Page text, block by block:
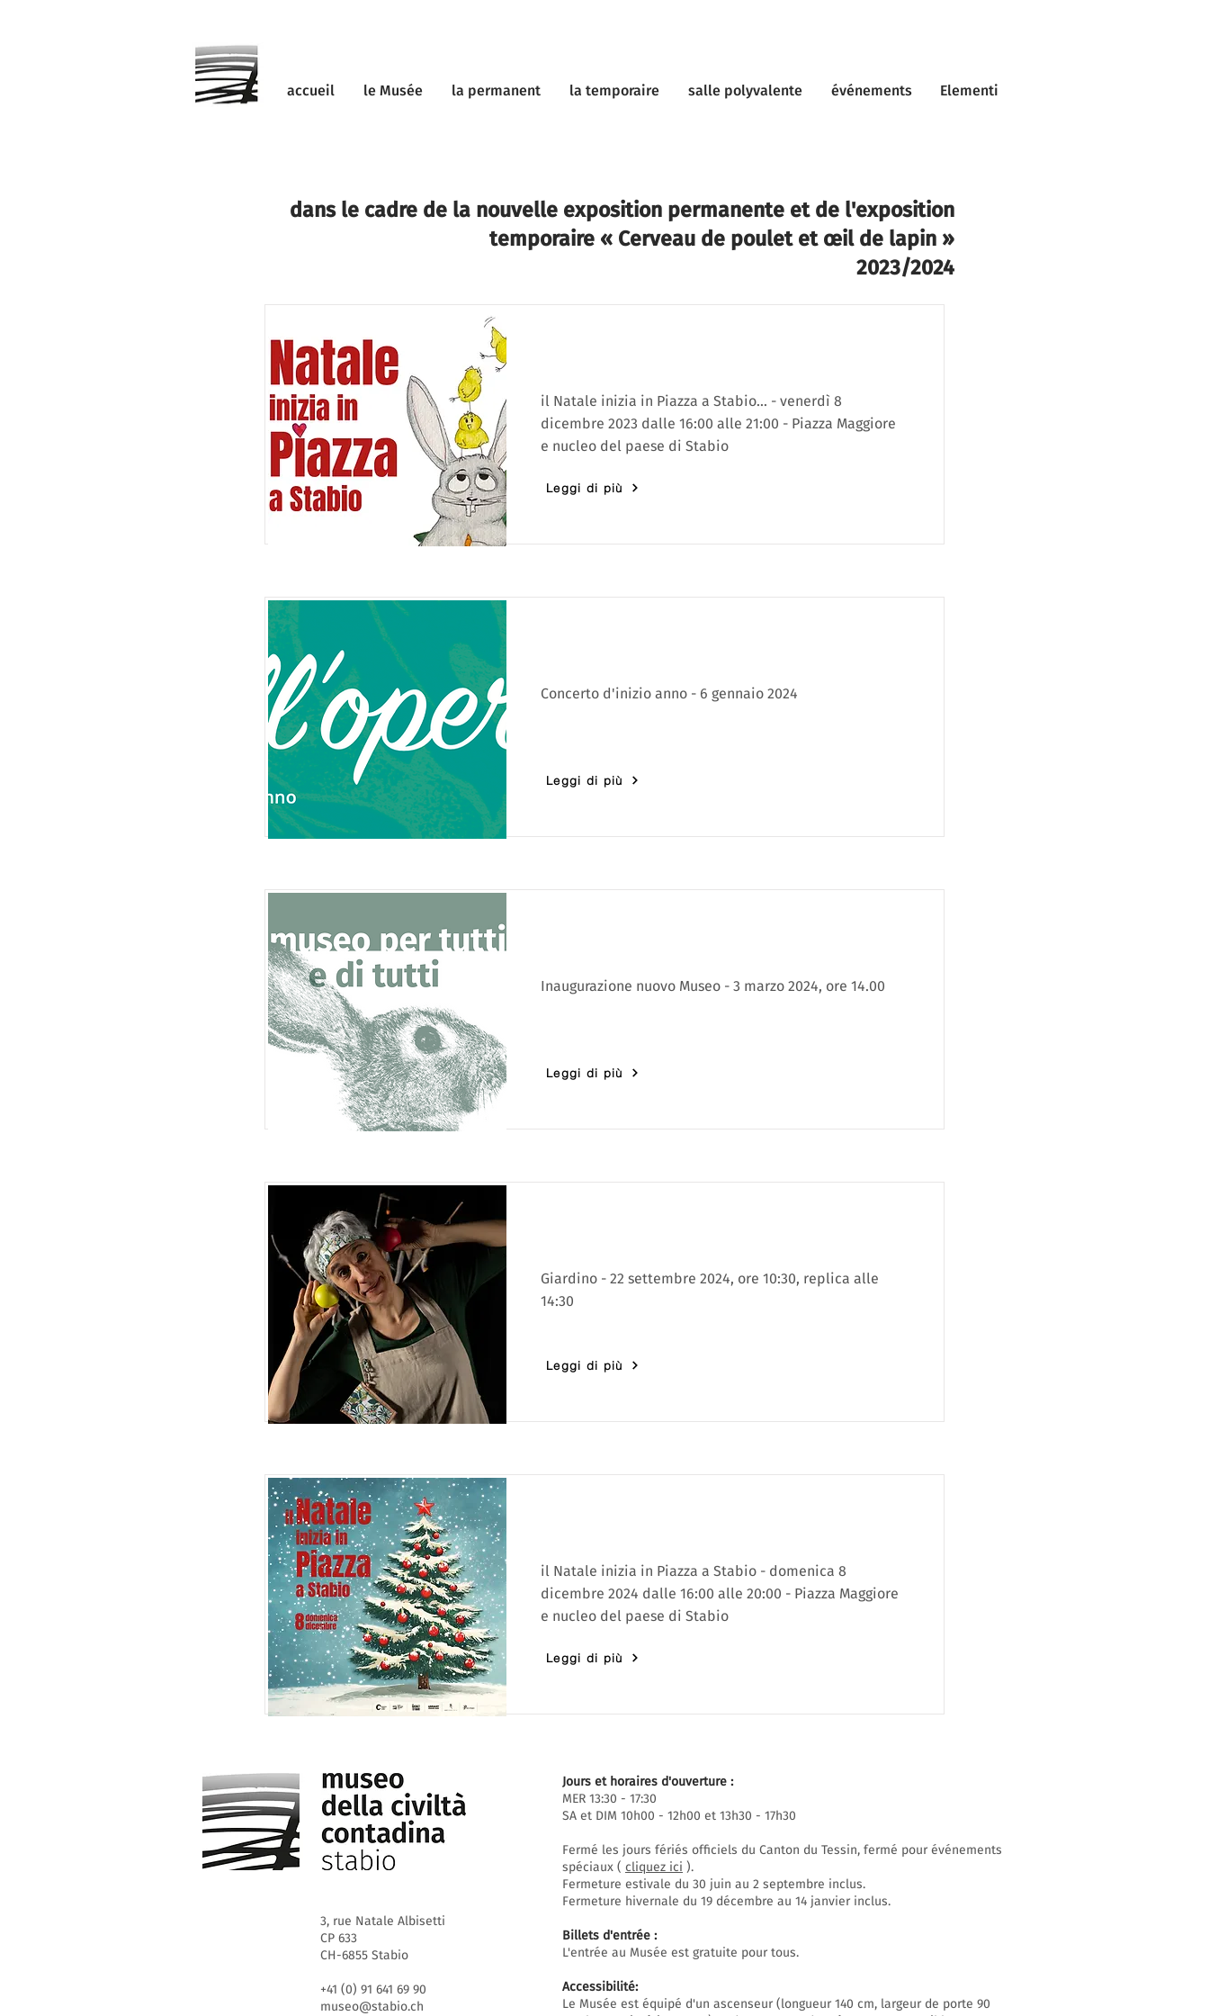
accueil le Musée la permanent la temporaire salle polyvalente événements Elementi
dans le cadre de la nouvelle exposition permanente et de l'exposition
temporaire « Cerveau de poulet et œil de lapin »
2023/2024
il Natale inizia in Piazza a Stabio... - venerdì 8
dicembre 2023 dalle 16:00 alle 21:00 - Piazza Maggiore
e nucleo del paese di Stabio
Leggi di più
Concerto d'inizio anno - 6 gennaio 2024
Leggi di più
Inaugurazione nuovo Museo - 3 marzo 2024, ore 14.00
Leggi di più
Giardino - 22 settembre 2024, ore 10:30, replica alle
14:30
Leggi di più
il Natale inizia in Piazza a Stabio - domenica 8
dicembre 2024 dalle 16:00 alle 20:00 - Piazza Maggiore
e nucleo del paese di Stabio
Leggi di più
3, rue Natale Albisetti
CP 633
CH-6855 Stabio
+41 (0) 91 641 69 90
museo@stabio.ch
Jours et horaires d'ouverture :
MER 13:30 - 17:30
SA et DIM 10h00 - 12h00 et 13h30 - 17h30
Fermé les jours fériés officiels du Canton du Tessin, fermé pour événements
spéciaux ( cliquez ici ).
Fermeture estivale du 30 juin au 2 septembre inclus.
Fermeture hivernale du 19 décembre au 14 janvier inclus.
Billets d'entrée :
L'entrée au Musée est gratuite pour tous.
Accessibilité:
Le Musée est équipé d'un ascenseur (longueur 140 cm, largeur de porte 90